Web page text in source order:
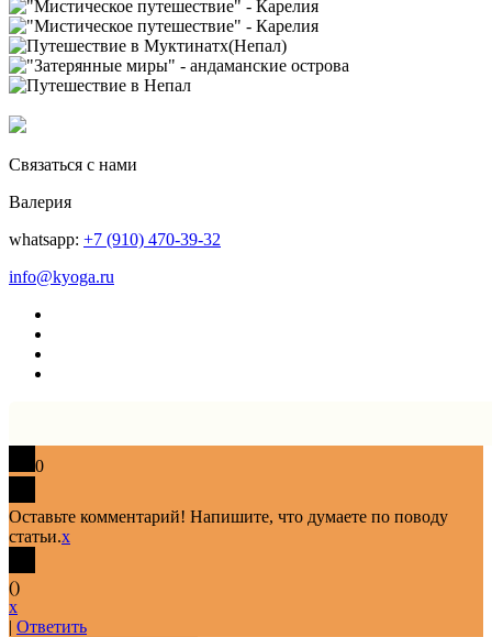
Связаться с нами
Валерия
whatsapp: +7 (910) 470-39-32
info@kyoga.ru
0
Оставьте комментарий! Напишите, что думаете по поводу
статьи.x
()
x
| Ответить